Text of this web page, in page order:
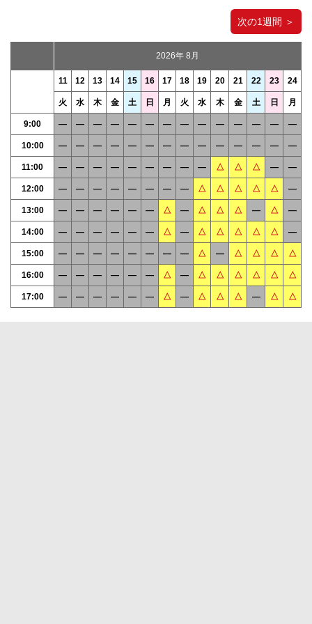
次の1週間 ＞
2026年 8月
11 12 13 14 15 16 17 18 19 20 21 22 23 24
火 水 木 金 土 日 月 火 水 木 金 土 日 月
9:00 ― ― ― ― ― ― ― ― ― ― ― ― ― ―
10:00 ― ― ― ― ― ― ― ― ― ― ― ― ― ―
11:00 ― ― ― ― ― ― ― ― ― △ △ △ ― ―
12:00 ― ― ― ― ― ― ― ― △ △ △ △ △ ―
13:00 ― ― ― ― ― ― △ ― △ △ △ ― △ ―
14:00 ― ― ― ― ― ― △ ― △ △ △ △ △ ―
15:00 ― ― ― ― ― ― ― ― △ ― △ △ △ △
16:00 ― ― ― ― ― ― △ ― △ △ △ △ △ △
17:00 ― ― ― ― ― ― △ ― △ △ △ ― △ △